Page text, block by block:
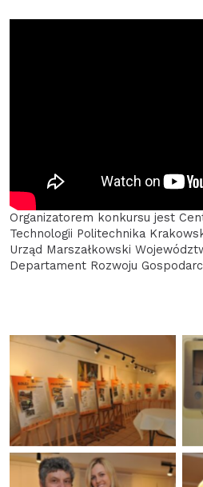
Organizatorem konkursu jest
Technologii Politechnika
Urząd Marszałkowski
Departament Rozwoju